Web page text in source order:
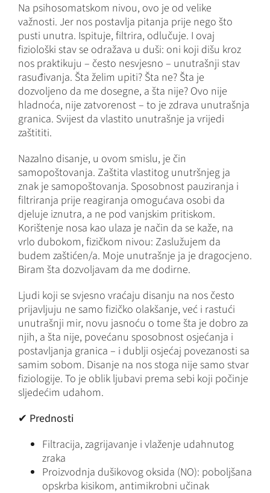
Na psihosomatskom nivou, ovo je od velike
važnosti. Jer nos postavlja pitanja prije nego što
pusti unutra. Ispituje, filtrira, odlučuje. I ovaj
fiziološki stav se odražava u duši: oni koji dišu kroz
nos praktikuju – često nesvjesno – unutrašnji stav
rasuđivanja. Šta želim upiti? Šta ne? Šta je
dozvoljeno da me dosegne, a šta nije? Ovo nije
hladnoća, nije zatvorenost – to je zdrava unutrašnja
granica. Svijest da vlastito unutrašnje ja vrijedi
zaštititi.
Nazalno disanje, u ovom smislu, je čin
samopoštovanja. Zaštita vlastitog unutršnjeg ja
znak je samopoštovanja. Sposobnost pauziranja i
filtriranja prije reagiranja omogućava osobi da
djeluje iznutra, a ne pod vanjskim pritiskom.
Korištenje nosa kao ulaza je način da se kaže, na
vrlo dubokom, fizičkom nivou: Zaslužujem da
budem zaštićen/a. Moje unutrašnje ja je dragocjeno.
Biram šta dozvoljavam da me dodirne.
Ljudi koji se svjesno vraćaju disanju na nos često
prijavljuju ne samo fizičko olakšanje, već i rastući
unutrašnji mir, novu jasnoću o tome šta je dobro za
njih, a šta nije, povećanu sposobnost osjećanja i
postavljanja granica – i dublji osjećaj povezanosti sa
samim sobom. Disanje na nos stoga nije samo stvar
fiziologije. To je oblik ljubavi prema sebi koji počinje
sljedećim udahom.
✔ Prednosti
Filtracija, zagrijavanje i vlaženje udahnutog
zraka
Proizvodnja dušikovog oksida (NO): poboljšana
opskrba kisikom, antimikrobni učinak